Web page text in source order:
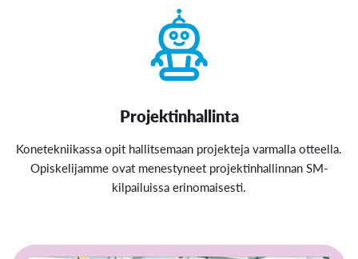
Projektinhallinta
Konetekniikassa opit hallitsemaan projekteja varmalla otteella.
Opiskelijamme ovat menestyneet projektinhallinnan SM-
kilpailuissa erinomaisesti.